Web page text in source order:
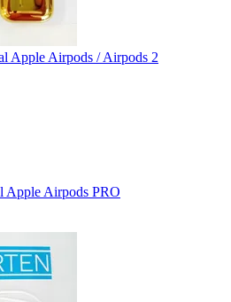
Apple Airpods / Airpods 2
Apple Airpods PRO